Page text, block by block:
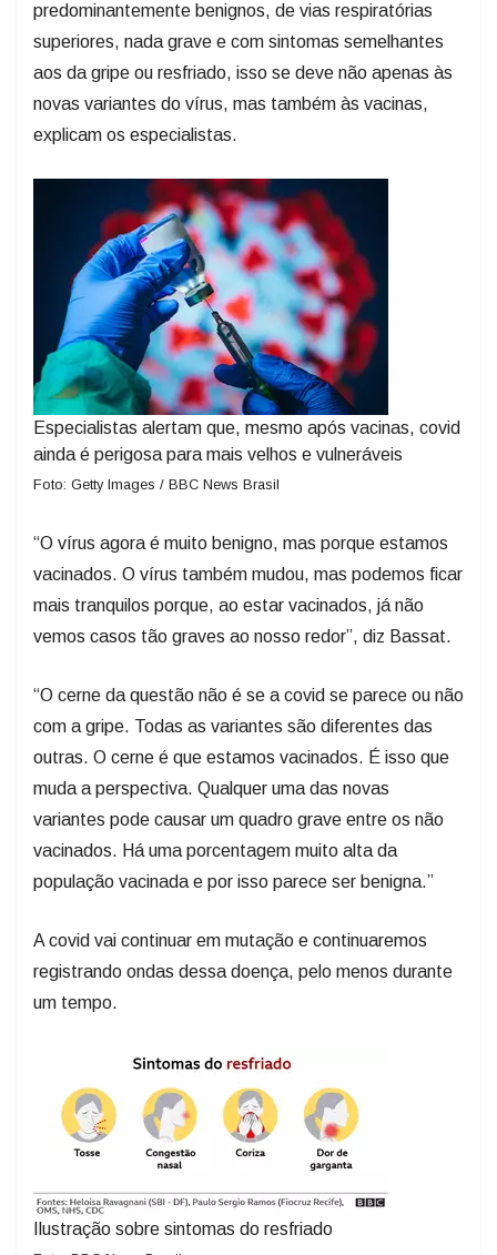
predominantemente benignos, de vias respiratórias
superiores, nada grave e com sintomas semelhantes
aos da gripe ou resfriado, isso se deve não apenas às
novas variantes do vírus, mas também às vacinas,
explicam os especialistas.
Especialistas alertam que, mesmo após vacinas, covid
ainda é perigosa para mais velhos e vulneráveis
Foto: Getty Images / BBC News Brasil
“O vírus agora é muito benigno, mas porque estamos
vacinados. O vírus também mudou, mas podemos ficar
mais tranquilos porque, ao estar vacinados, já não
vemos casos tão graves ao nosso redor”, diz Bassat.
“O cerne da questão não é se a covid se parece ou não
com a gripe. Todas as variantes são diferentes das
outras. O cerne é que estamos vacinados. É isso que
muda a perspectiva. Qualquer uma das novas
variantes pode causar um quadro grave entre os não
vacinados. Há uma porcentagem muito alta da
população vacinada e por isso parece ser benigna.”
A covid vai continuar em mutação e continuaremos
registrando ondas dessa doença, pelo menos durante
um tempo.
Ilustração sobre sintomas do resfriado